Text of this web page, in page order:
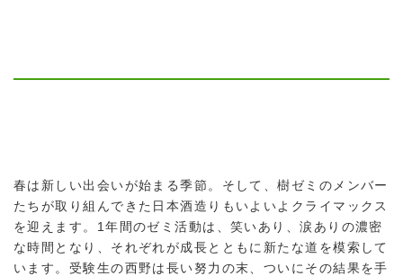
春は新しい出会いが始まる季節。そして、樹ゼミのメンバー
たちが取り組んできた日本酒造りもいよいよクライマックス
を迎えます。1年間のゼミ活動は、笑いあり、涙ありの濃密
な時間となり、それぞれが成長とともに新たな道を模索して
います。受験生の西野は長い努力の末、ついにその結果を手